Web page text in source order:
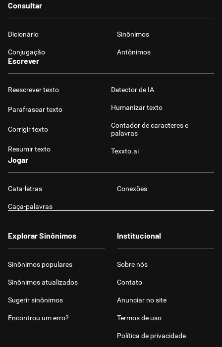
Consultar
Dicionário Sinônimos
Conjugação Antônimos
Escrever
Reescrever texto
Parafrasear texto
Corrigir texto
Resumir texto
Detector de IA
Humanizar texto
Contador de caracteres e
palavras
Texxto.ai
Jogar
Cata-letras Conexões
Caça-palavras
Explorar Sinônimos
Sinônimos populares
Sinônimos atualizados
Sugerir sinônimos
Encontrou um erro?
Institucional
Sobre nós
Contato
Anunciar no site
Termos de uso
Política de privacidade